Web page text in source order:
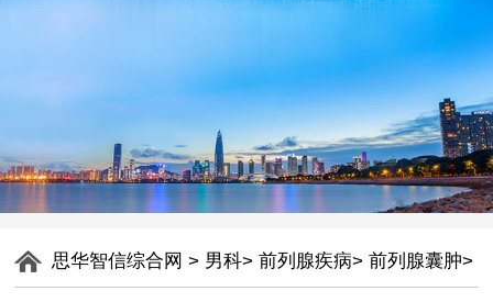
思华智信综合网 > 男科>前列腺疾病>前列腺囊肿>